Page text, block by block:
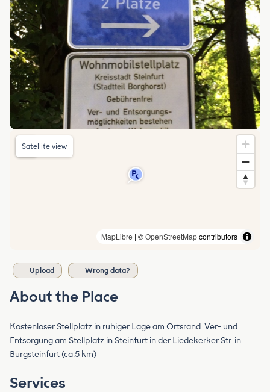
MapLibre | ©OpenStreetMapcontributors
Satellite view
Upload Wrong data?
About the Place
Kostenloser Stellplatz in ruhiger Lage am Ortsrand. Ver- und
Entsorgung am Stellplatz in Steinfurt in der Liedekerker Str. in
Burgsteinfurt (ca.5 km)
Services